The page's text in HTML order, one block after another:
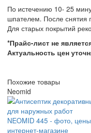
По истечению 10- 25
шпателем. После снятия
Для старых покрытий
*Прайс-лист не
Актуальность цен
Похожие товары
Neomid